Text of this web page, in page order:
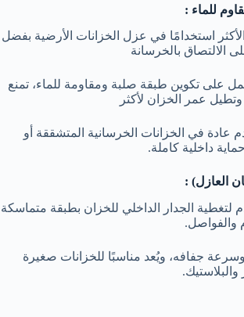
الأكثر استخدامًا في عزل الخزانات الأرضية بفضل
الالتصاق بالخرسانة
على تكوين طبقة صلبة ومقاومة للماء، تمنع
عادة في الخزانات الخرسانية المتشققة أو
داخلية كاملة.
لتغطية الجدار الداخلي للخزان بطبقة متماسكة
والفواصل.
جفافه، ويُعد مناسبًا للخزانات صغيرة
والبلاستيك.